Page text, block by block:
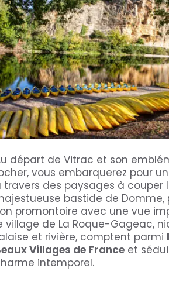
départ de Vitrac et son
vous embarquerez pour
travers des paysages à couper
bastide de Domme,
promontoire avec une vue
village de La Roque-Gageac,
et rivière, comptent parmi
Villages de France et
intemporel.